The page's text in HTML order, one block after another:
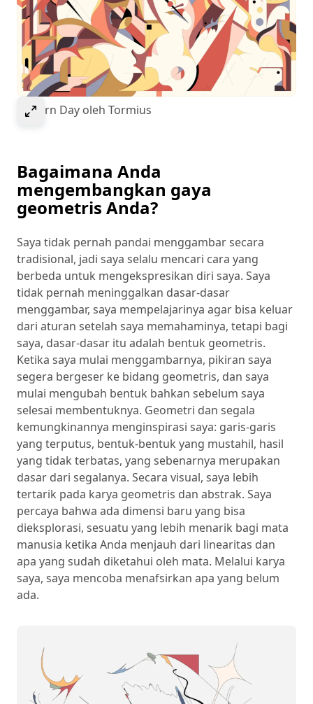
Select to expand image
Wyvern Day oleh Tormius
Bagaimana Anda
mengembangkan gaya
geometris Anda?
Saya tidak pernah pandai menggambar secara
tradisional, jadi saya selalu mencari cara yang
berbeda untuk mengekspresikan diri saya. Saya
tidak pernah meninggalkan dasar-dasar
menggambar, saya mempelajarinya agar bisa keluar
dari aturan setelah saya memahaminya, tetapi bagi
saya, dasar-dasar itu adalah bentuk geometris.
Ketika saya mulai menggambarnya, pikiran saya
segera bergeser ke bidang geometris, dan saya
mulai mengubah bentuk bahkan sebelum saya
selesai membentuknya. Geometri dan segala
kemungkinannya menginspirasi saya: garis-garis
yang terputus, bentuk-bentuk yang mustahil, hasil
yang tidak terbatas, yang sebenarnya merupakan
dasar dari segalanya. Secara visual, saya lebih
tertarik pada karya geometris dan abstrak. Saya
percaya bahwa ada dimensi baru yang bisa
dieksplorasi, sesuatu yang lebih menarik bagi mata
manusia ketika Anda menjauh dari linearitas dan
apa yang sudah diketahui oleh mata. Melalui karya
saya, saya mencoba menafsirkan apa yang belum
ada.